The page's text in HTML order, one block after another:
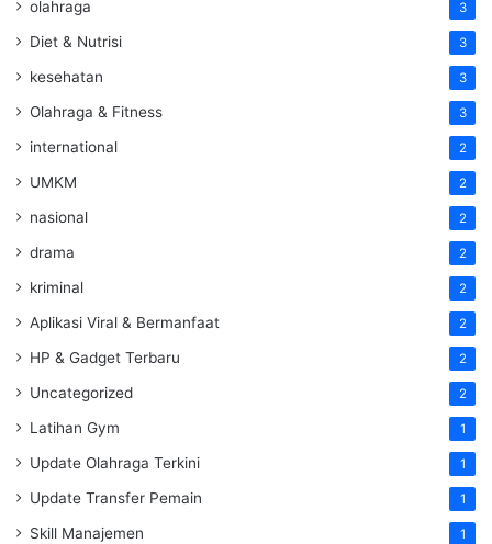
olahraga 3
Diet & Nutrisi 3
kesehatan 3
Olahraga & Fitness 3
international 2
UMKM 2
nasional 2
drama 2
kriminal 2
Aplikasi Viral & Bermanfaat 2
HP & Gadget Terbaru 2
Uncategorized 2
Latihan Gym 1
Update Olahraga Terkini 1
Update Transfer Pemain 1
Skill Manajemen 1